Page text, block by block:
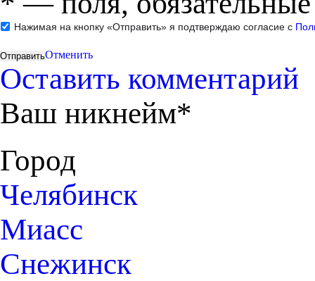
Нажимая на кнопку «Отправить» я подтверждаю согласие с
Отменить
Оставить комментарий
Ваш никнейм*
Город
Челябинск
Миасс
Снежинск